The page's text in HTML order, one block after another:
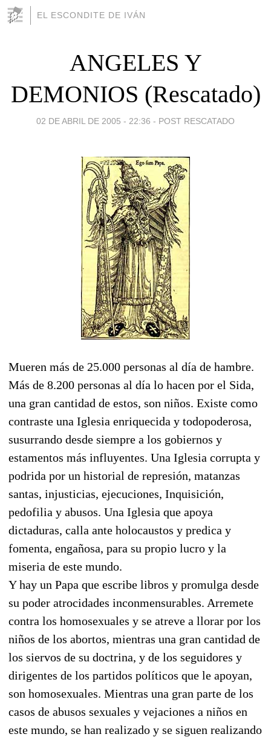
EL ESCONDITE DE IVÁN
ANGELES Y
DEMONIOS (Rescatado)
02 DE ABRIL DE 2005 - 22:36 - POST RESCATADO
Mueren más de 25.000 personas al día de hambre.
Más de 8.200 personas al día lo hacen por el Sida,
una gran cantidad de estos, son niños. Existe como
contraste una Iglesia enriquecida y todopoderosa,
susurrando desde siempre a los gobiernos y
estamentos más influyentes. Una Iglesia corrupta y
podrida por un historial de represión, matanzas
santas, injusticias, ejecuciones, Inquisición,
pedofilia y abusos. Una Iglesia que apoya
dictaduras, calla ante holocaustos y predica y
fomenta, engañosa, para su propio lucro y la
miseria de este mundo.
Y hay un Papa que escribe libros y promulga desde
su poder atrocidades inconmensurables. Arremete
contra los homosexuales y se atreve a llorar por los
niños de los abortos, mientras una gran cantidad de
los siervos de su doctrina, y de los seguidores y
dirigentes de los partidos políticos que le apoyan,
son homosexuales. Mientras una gran parte de los
casos de abusos sexuales y vejaciones a niños en
este mundo, se han realizado y se siguen realizando